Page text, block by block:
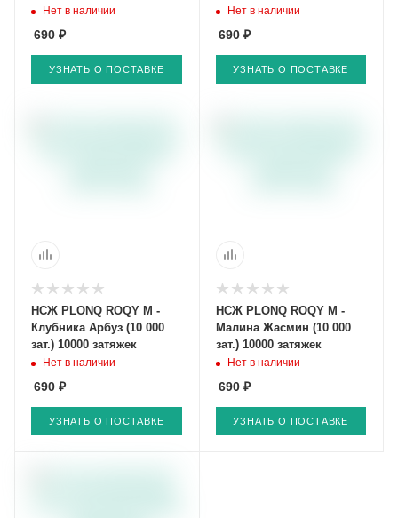
Нет в наличии
690 ₽
УЗНАТЬ О ПОСТАВКЕ
Нет в наличии
690 ₽
УЗНАТЬ О ПОСТАВКЕ
НСЖ PLONQ ROQY M -
Клубника Арбуз (10 000
зат.) 10000 затяжек
Нет в наличии
690 ₽
УЗНАТЬ О ПОСТАВКЕ
НСЖ PLONQ ROQY M -
Малина Жасмин (10 000
зат.) 10000 затяжек
Нет в наличии
690 ₽
УЗНАТЬ О ПОСТАВКЕ